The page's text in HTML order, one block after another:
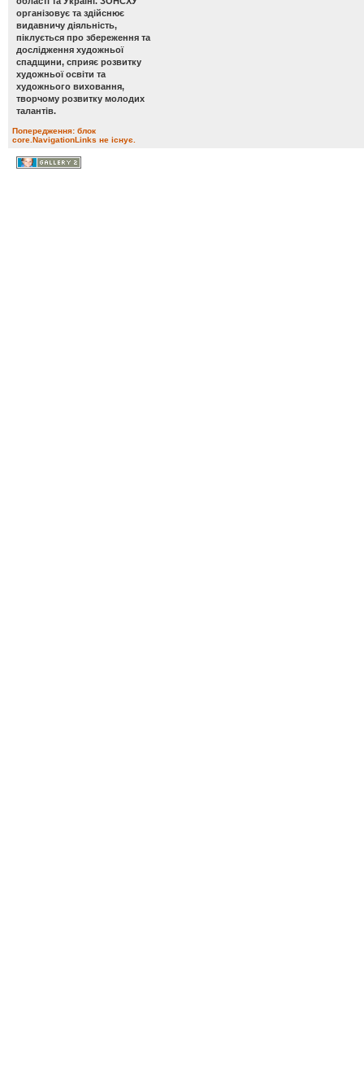
організовує та здійснює
видавничу діяльність,
піклується про збереження та
дослідження художньої
спадщини, сприяє розвитку
художньої освіти та
художнього виховання,
творчому розвитку молодих
талантів.
Попередження: блок
core.NavigationLinks не існує.